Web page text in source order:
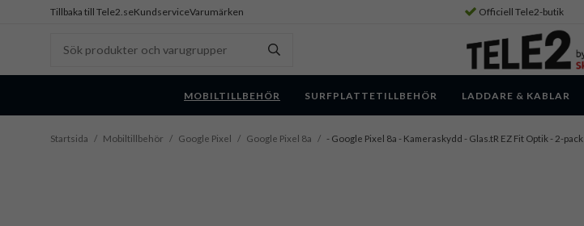
Tillbaka till Tele2.seKundserviceVarumärken Officiell Tele2-butik
MOBILTILLBEHÖR SURFPLATTETILLBEHÖR LADDARE & KABLAR
Startsida / Mobiltillbehör / Google Pixel / Google Pixel 8a / - Google Pixel 8a - Kameraskydd - Glas.tR EZ Fit Optik - 2-pack